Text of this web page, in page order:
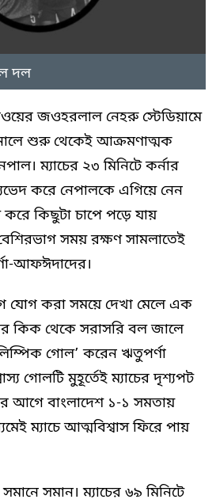
দল
জওহরলাল নেহরু স্টেডিয়ামে
শুরু থেকেই আক্রমণাত্মক
ম্যাচের ২৩ মিনিটে কর্নার
করে নেপালকে এগিয়ে নেন
কিছুটা চাপে পড়ে যায়
বেশিরভাগ সময় রক্ষণ সামলাতেই
আফঈদাদের।
যোগ করা সময়ে দেখা মেলে এক
কিক থেকে সরাসরি বল জালে
গোল’ করেন ঋতুপর্ণা
গোলটি মুহূর্তেই ম্যাচের দৃশ্যপট
আগে বাংলাদেশ ১-১ সমতায়
ম্যাচে আত্মবিশ্বাস ফিরে পায়
সমান। ম্যাচের ৬৯ মিনিটে